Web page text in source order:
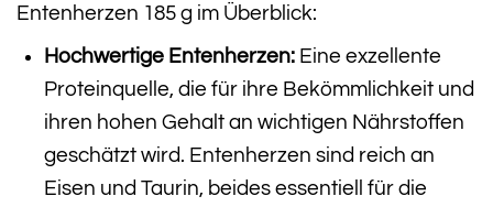
Entenherzen 185 g im Überblick:
Hochwertige Entenherzen:Eine exzellente
Proteinquelle, die für ihre Bekömmlichkeit und
ihren hohen Gehalt an wichtigen Nährstoffen
geschätzt wird. Entenherzen sind reich an
Eisen und Taurin, beides essentiell für die